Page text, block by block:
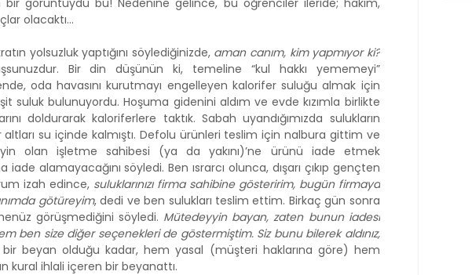
bir görüntüydü bu! Nedenine gelince, bu öğrenciler ileride; hakim,
olacaktı...
yolsuzluk yaptığını söylediğinizde, aman canım, kim yapmıyor ki?
Bir din düşünün ki, temeline “kul hakkı yememeyi”
oda havasını kurutmayı engelleyen kalorifer suluğu almak için
suluk bulunuyordu. Hoşuma gidenini aldım ve evde kızımla birlikte
doldurarak kaloriferlere taktık. Sabah uyandığımızda sulukların
altları su içinde kalmıştı. Defolu ürünleri teslim için nalbura gittim ve
olan işletme sahibesi (ya da yakını)’ne ürünü iade etmek
alamayacağını söyledi. Ben ısrarcı olunca, dışarı çıkıp gençten
izah edince, suluklarınızı firma sahibine gösteririm, bugün firmaya
götüreyim, dedi ve ben sulukları teslim ettim. Birkaç gün sonra
görüşmediğini söyledi. Mütedeyyin bayan, zaten bunun iadesi
ben size diğer seçenekleri de göstermiştim. Siz bunu bilerek aldınız,
bir beyan olduğu kadar, hem yasal (müşteri haklarına göre) hem
kural ihlali içeren bir beyanattı.